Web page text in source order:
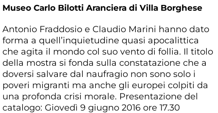
Museo Carlo Bilotti Aranciera di Villa Borghese
Antonio Fraddosio e Claudio Marini hanno dato
forma a quell’inquietudine quasi apocalittica
che agita il mondo col suo vento di follia. Il titolo
della mostra si fonda sulla constatazione che a
doversi salvare dal naufragio non sono solo i
poveri migranti ma anche gli europei colpiti da
una profonda crisi morale. Presentazione del
catalogo: Giovedì 9 giugno 2016 ore 17.30